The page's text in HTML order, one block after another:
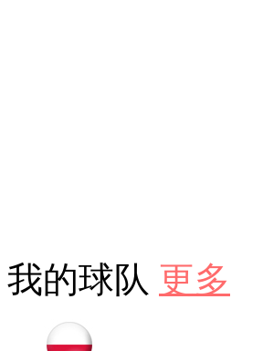
我的球队 更多